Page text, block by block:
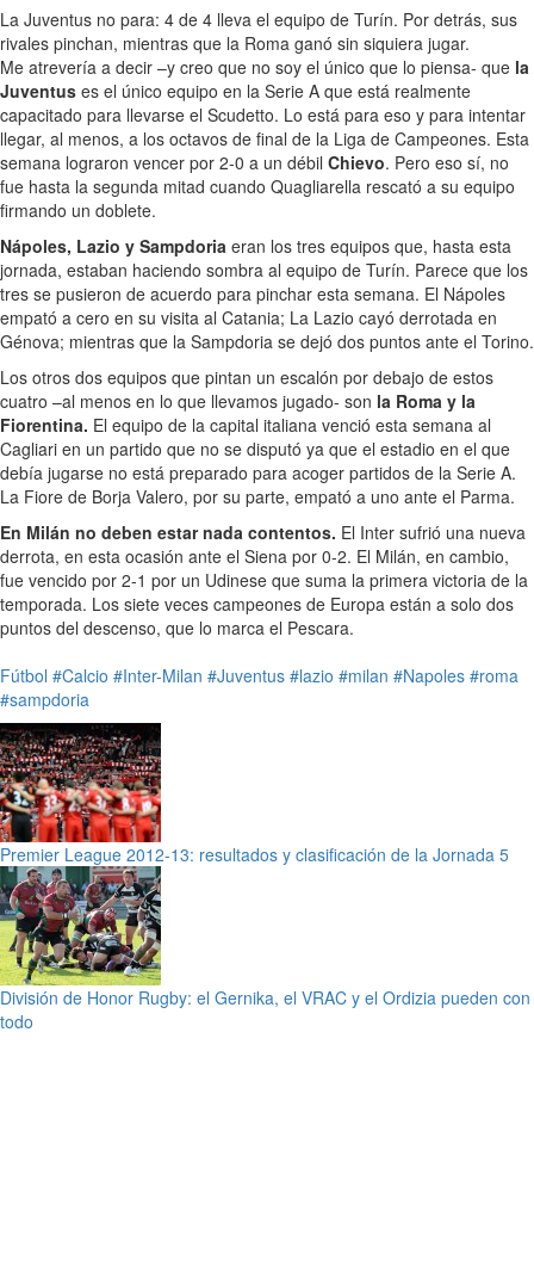
La Juventus no para: 4 de 4 lleva el equipo de Turín. Por detrás, sus
rivales pinchan, mientras que la Roma ganó sin siquiera jugar.
Me atrevería a decir –y creo que no soy el único que lo piensa- que la
Juventus es el único equipo en la Serie A que está realmente
capacitado para llevarse el Scudetto. Lo está para eso y para intentar
llegar, al menos, a los octavos de final de la Liga de Campeones. Esta
semana lograron vencer por 2-0 a un débil Chievo. Pero eso sí, no
fue hasta la segunda mitad cuando Quagliarella rescató a su equipo
firmando un doblete.
Nápoles, Lazio y Sampdoria eran los tres equipos que, hasta esta
jornada, estaban haciendo sombra al equipo de Turín. Parece que los
tres se pusieron de acuerdo para pinchar esta semana. El Nápoles
empató a cero en su visita al Catania; La Lazio cayó derrotada en
Génova; mientras que la Sampdoria se dejó dos puntos ante el Torino.
Los otros dos equipos que pintan un escalón por debajo de estos
cuatro –al menos en lo que llevamos jugado- son la Roma y la
Fiorentina. El equipo de la capital italiana venció esta semana al
Cagliari en un partido que no se disputó ya que el estadio en el que
debía jugarse no está preparado para acoger partidos de la Serie A.
La Fiore de Borja Valero, por su parte, empató a uno ante el Parma.
En Milán no deben estar nada contentos. El Inter sufrió una nueva
derrota, en esta ocasión ante el Siena por 0-2. El Milán, en cambio,
fue vencido por 2-1 por un Udinese que suma la primera victoria de la
temporada. Los siete veces campeones de Europa están a solo dos
puntos del descenso, que lo marca el Pescara.
Fútbol #Calcio #Inter-Milan #Juventus #lazio #milan #Napoles #roma
#sampdoria
Premier League 2012-13: resultados y clasificación de la Jornada 5
División de Honor Rugby: el Gernika, el VRAC y el Ordizia pueden con
todo